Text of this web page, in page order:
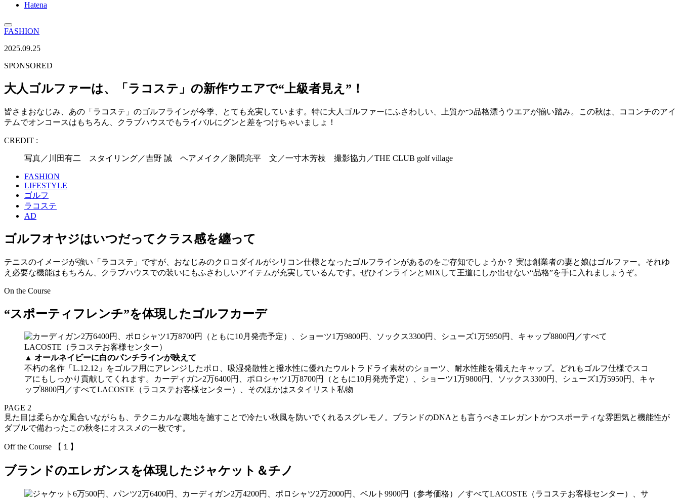
Hatena
FASHION
2025.09.25
SPONSORED
大人ゴルファーは、「ラコステ」の新作ウエアで“上級者見え”！
皆さまおなじみ、あの「ラコステ」のゴルフラインが今季、とても充実しています。特に大人ゴルファーにふさわしい、上質かつ品格漂うウエアが揃い踏み。この秋は、ココンチのアイ
テムでオンコースはもちろん、クラブハウスでもライバルにグンと差をつけちゃいましょ！
CREDIT :
写真／川田有二 スタイリング／吉野 誠 ヘアメイク／勝間亮平 文／一寸木芳枝 撮影協力／THE CLUB golf village
FASHION
LIFESTYLE
ゴルフ
ラコステ
AD
ゴルフオヤジはいつだってクラス感を纏って
テニスのイメージが強い「ラコステ」ですが、おなじみのクロコダイルがシリコン仕様となったゴルフラインがあるのをご存知でしょうか？ 実は創業者の妻と娘はゴルファー。それゆ
え必要な機能はもちろん、クラブハウスでの装いにもふさわしいアイテムが充実しているんです。ぜひインラインとMIXして王道にしか出せない“品格”を手に入れましょうぞ。
On the Course
“スポーティフレンチ”を体現したゴルフカーデ
▲ オールネイビーに白のパンチラインが映えて
不朽の名作「L.12.12」をゴルフ用にアレンジしたポロ、吸湿発散性と撥水性に優れたウルトラドライ素材のショーツ、耐水性能を備えたキャップ。どれもゴルフ仕様でスコ
アにもしっかり貢献してくれます。カーディガン2万6400円、ポロシャツ1万8700円（ともに10月発売予定）、ショーツ1万9800円、ソックス3300円、シューズ1万5950円、キャ
ップ8800円／すべてLACOSTE（ラコステお客様センター）、そのほかはスタイリスト私物
PAGE 2
見た目は柔らかな風合いながらも、テクニカルな裏地を施すことで冷たい秋風を防いでくれるスグレモノ。ブランドのDNAとも言うべきエレガントかつスポーティな雰囲気と機能性が
ダブルで備わったこの秋冬にオススメの一枚です。
Off the Course 【１】
ブランドのエレガンスを体現したジャケット＆チノ